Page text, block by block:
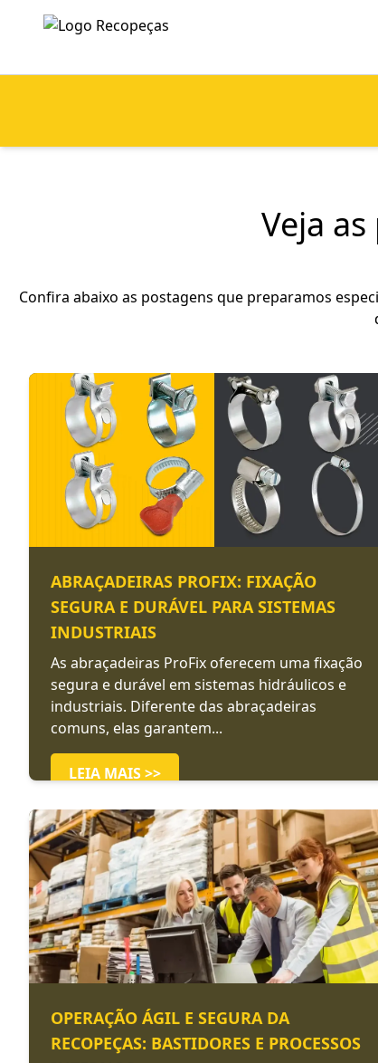
Veja
Confira abaixo as postagens que preparamos
ABRAÇADEIRAS PROFIX: FIXAÇÃO
SEGURA E DURÁVEL PARA SISTEMAS
INDUSTRIAIS
As abraçadeiras ProFix oferecem uma fixação
segura e durável em sistemas hidráulicos e
industriais. Diferente das abraçadeiras
comuns, elas garantem...
LEIA MAIS >>
OPERAÇÃO ÁGIL E SEGURA DA
RECOPEÇAS: BASTIDORES E PROCESSOS